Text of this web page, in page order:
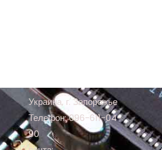
Украина, г. Запорожье
Телефон: 096-611-04-
90